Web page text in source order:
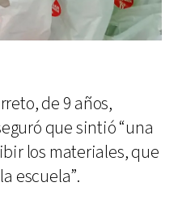
de 9 años,
que sintió “una
los materiales, que
escuela”.